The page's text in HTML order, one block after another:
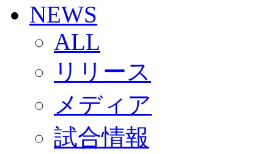
SCHEDULE
2026/27
練習見学時のファンサービスについて
TICKET
奈良クラブ明治安田J3リーグ2026/27シーズン試
奈良クラブ明治安田Ｊ3リーグ 2026/27シーズン「
FANCOMMUNITY
2026/27ファンコミュニティ
サポートショップ
GOODS
オフィシャルストア（実店舗）
NEWS
ALL
リリース
メディア
試合情報